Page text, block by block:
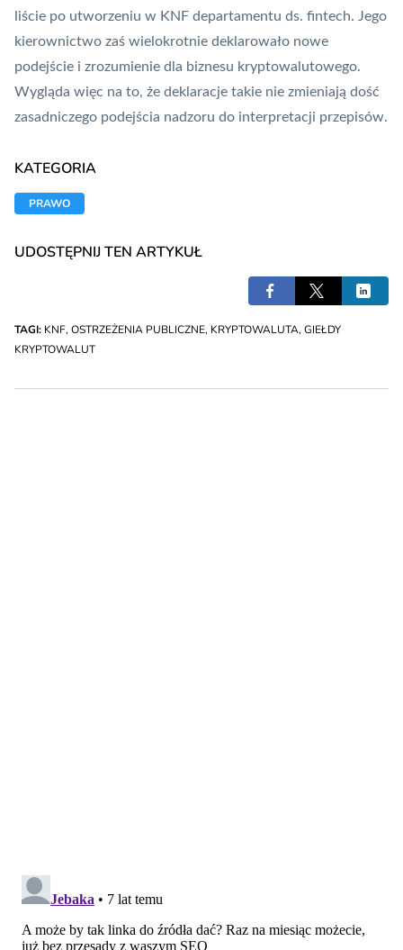
liście po utworzeniu w KNF departamentu ds. fintech. Jego
kierownictwo zaś wielokrotnie deklarowało nowe
podejście i zrozumienie dla biznesu kryptowalutowego.
Wygląda więc na to, że deklaracje takie nie zmieniają dość
zasadniczego podejścia nadzoru do interpretacji przepisów.
KATEGORIA
PRAWO
UDOSTĘPNIJ TEN ARTYKUŁ
TAGI: KNF, OSTRZEŻENIA PUBLICZNE, KRYPTOWALUTA, GIEŁDY
KRYPTOWALUT